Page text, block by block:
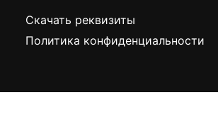
Скачать реквизиты
Политика конфиденциальности